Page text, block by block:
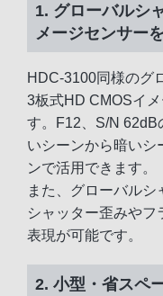
1. グローバルシ
メージセンサー
HDC-3100同様のグ
3板式HD CMOSイ
す。F12、S/N 62dB
いシーンから暗いシ
ンで活用できます。
また、グローバル
シャッター歪みやフ
表現が可能です。
2. 小型・省スペ